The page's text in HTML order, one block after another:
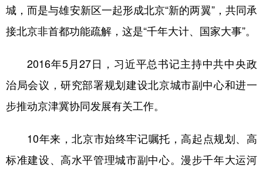
文化 书画 健康 军事
访谈 视频 图片 政务
学术中国 乡村振兴
城，而是与雄安新区一起形成北京“新的两翼”，共同承
接北京非首都功能疏解，这是“千年大计、国家大事”。
2016年5月27日，习近平总书记主持中共中央政
治局会议，研究部署规划建设北京城市副中心和进一
步推动京津冀协同发展有关工作。
10年来，北京市始终牢记嘱托，高起点规划、高
标准建设、高水平管理城市副中心。漫步千年大运河